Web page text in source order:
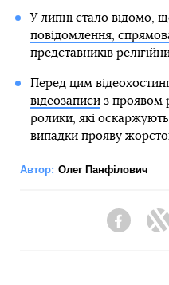
У липні стало відомо,
повідомлення,
представників
Перед цим
відеозаписиз проявом
ролики, які
випадки прояву
Автор: Олег Панфілович